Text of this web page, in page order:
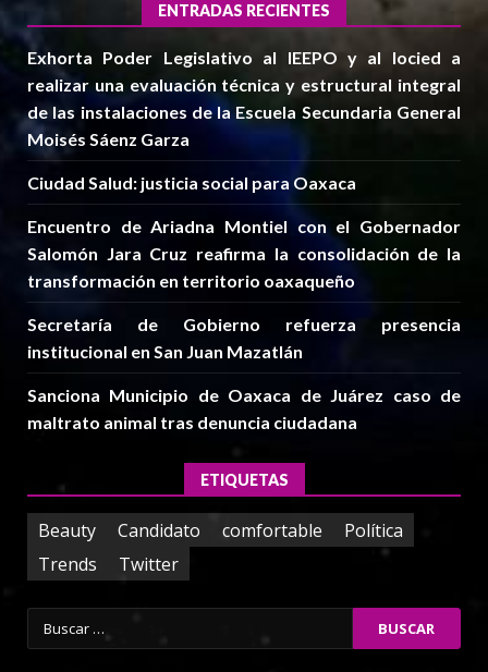
ENTRADAS RECIENTES
Exhorta Poder Legislativo al IEEPO y al Iocied a
realizar una evaluación técnica y estructural integral
de las instalaciones de la Escuela Secundaria General
Moisés Sáenz Garza
Ciudad Salud: justicia social para Oaxaca
Encuentro de Ariadna Montiel con el Gobernador
Salomón Jara Cruz reafirma la consolidación de la
transformación en territorio oaxaqueño
Secretaría de Gobierno refuerza presencia
institucional en San Juan Mazatlán
Sanciona Municipio de Oaxaca de Juárez caso de
maltrato animal tras denuncia ciudadana
ETIQUETAS
Beauty Candidato comfortable
Política
Trends
Twitter
Buscar: